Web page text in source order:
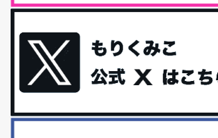
今回は、最近毎回定期的に購入している「楽天
礼品トップ５を紹介します。今までいろ...
更年期を穏やかに乗りきるために今できる５つ
アラフィフからの体と心の整え方。 私も気づけ
といった更年期症状はまだ...
白髪・美容・免疫力、現代人に足りないのは海